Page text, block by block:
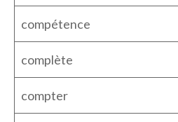
compétence
complète
compter